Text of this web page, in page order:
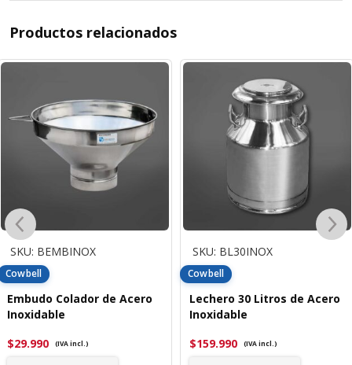
Productos relacionados
SKU: BEMBINOX
Cowbell
Embudo Colador de Acero
Inoxidable
$29.990 (IVA incl.)
SKU: BL30INOX
Cowbell
Lechero 30 Litros de Acero
Inoxidable
$159.990 (IVA incl.)